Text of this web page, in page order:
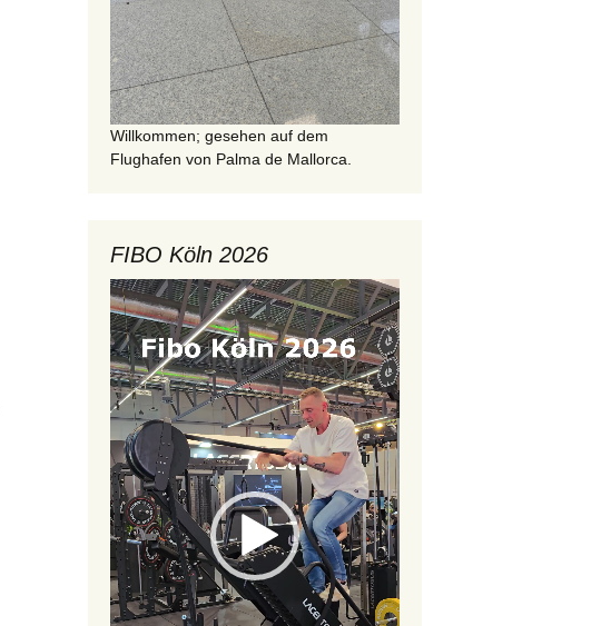
Willkommen; gesehen auf dem
Flughafen von Palma de Mallorca.
FIBO Köln 2026
Video-
Player